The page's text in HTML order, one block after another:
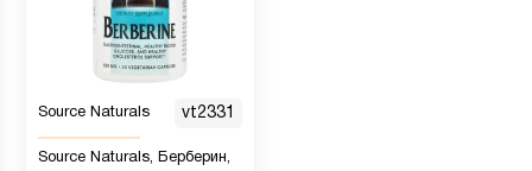
Source Naturals vt2331
Source Naturals, Берберин,